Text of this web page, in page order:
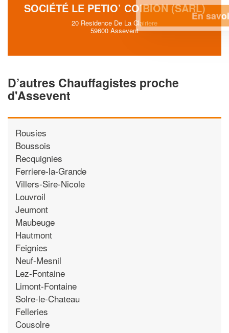
SOCIÉTÉ LE PETIO’ COIBION (SARL)
20 Residence De La Clairiere
59600 Assevent
D’autres Chauffagistes proche
d'Assevent
Rousies
Boussois
Recquignies
Ferriere-la-Grande
Villers-Sire-Nicole
Louvroil
Jeumont
Maubeuge
Hautmont
Feignies
Neuf-Mesnil
Lez-Fontaine
Limont-Fontaine
Solre-le-Chateau
Felleries
Cousolre
En savoir plus